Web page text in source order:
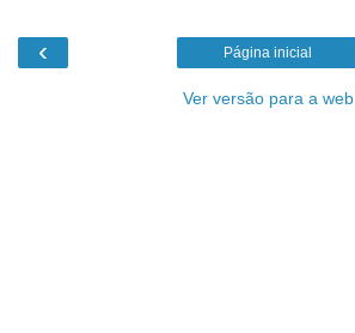
‹ Página inicial
Ver versão para a web